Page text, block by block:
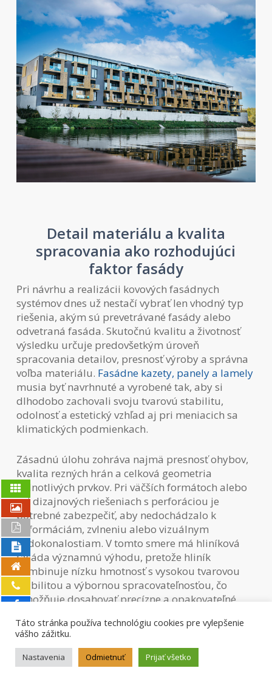
Detail materiálu a kvalita
spracovania ako rozhodujúci
faktor fasády
Pri návrhu a realizácii kovových fasádnych
systémov dnes už nestačí vybrať len vhodný typ
riešenia, akým sú prevetrávané fasády alebo
odvetraná fasáda. Skutočnú kvalitu a životnosť
výsledku určuje predovšetkým úroveň
spracovania detailov, presnosť výroby a správna
voľba materiálu. Fasádne kazety, panely a lamely
musia byť navrhnuté a vyrobené tak, aby si
dlhodobo zachovali svoju tvarovú stabilitu,
odolnosť a estetický vzhľad aj pri meniacich sa
klimatických podmienkach.
Zásadnú úlohu zohráva najmä presnosť ohybov,
kvalita rezných hrán a celková geometria
jednotlivých prvkov. Pri väčších formátoch alebo
pri dizajnových riešeniach s perforáciou je
potrebné zabezpečiť, aby nedochádzalo k
deformáciám, zvlneniu alebo vizuálnym
nedokonalostiam. V tomto smere má hliníková
fasáda významnú výhodu, pretože hliník
kombinuje nízku hmotnosť s vysokou tvarovou
stabilitou a výbornou spracovateľnosťou, čo
umožňuje dosahovať precízne a opakovateľné
riešeniach ako oceľové fasádne kazety, je
potrebné venovať zvýšenú pozornosť
Táto stránka používa technológiu cookies pre vylepšenie
vášho zážitku.
Nastavenia Odmietnuť Prijať všetko